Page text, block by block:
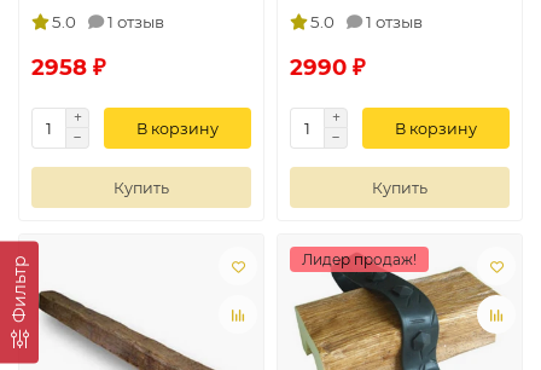
Фильтр
5.0 1 отзыв
2958 ₽
В корзину
Купить
5.0 1 отзыв
2990 ₽
В корзину
Купить
Лидер продаж!